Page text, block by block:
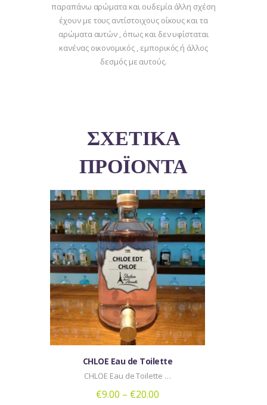
παραπάνω αρώματα και ουδεμία άλλη σχέση
έχουν με τους αντίστοιχους οίκους και τα
αρώματα αυτών , όπως και δεν υφίσταται
κανένας οικονομικός , εμπορικός ή άλλος
δεσμός με αυτούς.
ΣΧΕΤΙΚΆ
ΠΡΟΪΌΝΤΑ
CHLOE Eau de Toilette
CHLOE Eau de Toilette …
€9.00 – €20.00